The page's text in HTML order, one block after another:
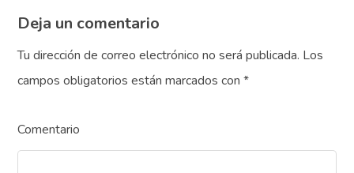
Deja un comentario
Tu dirección de correo electrónico no será publicada. Los
campos obligatorios están marcados con*
Comentario